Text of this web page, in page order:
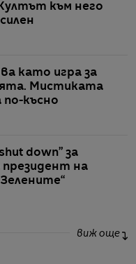
към него
като игра за
Мистиката
по-късно
down” за
президент на
виж още